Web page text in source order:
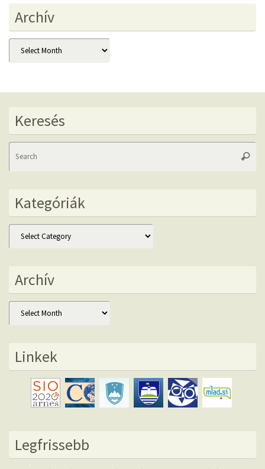
Archív
Archív
Keresés
Kategóriák
Kategóriák
Archív
Archív
Linkek
Legfrissebb